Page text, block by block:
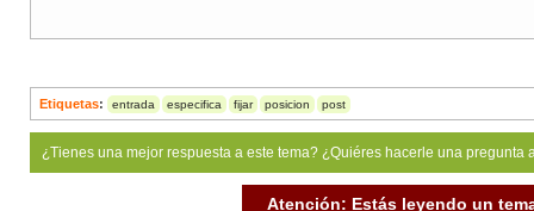
Etiquetas: entrada especifica fijar posicion post
¿Tienes una mejor respuesta a este tema? ¿Quiéres hacerle una
Atención: Estás leyendo un